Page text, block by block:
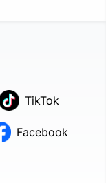
TikTok
Facebook